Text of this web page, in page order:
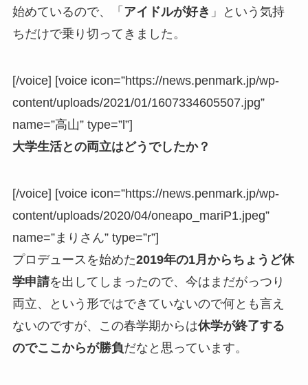
始めているので、「 アイドルが好き 」という気持
ちだけで乗り切ってきました。
[/voice] [voice icon=”https://news.penmark.jp/wp-
content/uploads/2021/01/1607334605507.jpg”
name=”高山” type=”l”]
大学生活との両立はどうでしたか？
[/voice] [voice icon=”https://news.penmark.jp/wp-
content/uploads/2020/04/oneapo_mariP1.jpeg”
name=”まりさん” type=”r”]
プロデュースを始めた2019年の1月からちょうど休
学申請を出してしまったので、今はまだがっつり
両立、という形ではできていないので何とも言え
ないのですが、この春学期からは休学が終了する
のでここからが勝負だなと思っています。